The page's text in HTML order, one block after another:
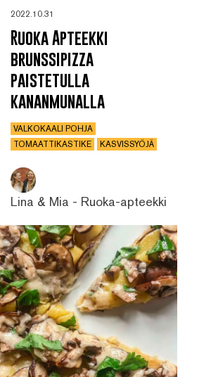
2022.10.31
Ruoka Apteekki
brunssipizza
paistetulla
kananmunalla
VALKOKAALI POHJA
TOMAATTIKASTIKE
KASVISSYÖJÄ
Lina & Mia - Ruoka-apteekki